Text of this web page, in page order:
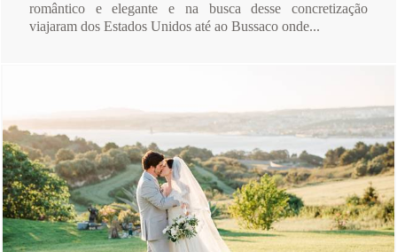
romântico e elegante e na busca desse concretização
viajaram dos Estados Unidos até ao Bussaco onde...